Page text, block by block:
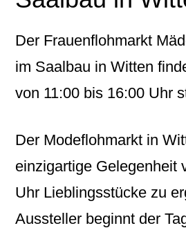
Der Frauenflohmarkt
im Saalbau in Witten
von 11:00 bis 16:00 Uhr
Der Modeflohmarkt in
einzigartige Gelegenheit
Uhr Lieblingsstücke zu
Aussteller beginnt der